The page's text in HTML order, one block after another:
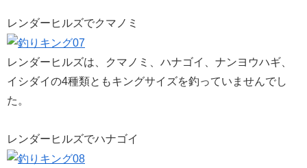
レンダーヒルズでクマノミ
レンダーヒルズは、クマノミ、ハナゴイ、ナンヨウハギ、
イシダイの4種類ともキングサイズを釣っていませんでし
た。
レンダーヒルズでハナゴイ